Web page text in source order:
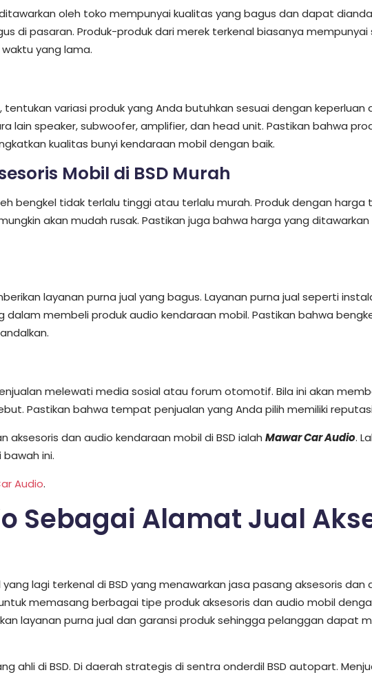
oleh toko mempunyai kualitas yang bagus dan dapat
di pasaran. Produk-produk dari merek terkenal biasanya
yang lama.
variasi produk yang Anda butuhkan sesuai dengan keperluan
lain speaker, subwoofer, amplifier, dan head unit. Pastikan bahwa
kualitas bunyi kendaraan mobil dengan baik.
Mobil di BSD Murah
bengkel tidak terlalu tinggi atau terlalu murah. Produk dengan harga
akan mudah rusak. Pastikan juga bahwa harga yang
layanan purna jual yang bagus. Layanan purna jual seperti
membeli produk audio kendaraan mobil. Pastikan bahwa
melewati media sosial atau forum otomotif. Bila ini akan
Pastikan bahwa tempat penjualan yang Anda pilih memiliki
aksesoris dan audio kendaraan mobil di BSD ialahMawar Car Audio.
bawah ini.
Audio.
Sebagai Alamat Jual
lagi terkenal di BSD yang menawarkan jasa pasang aksesoris dan
memasang berbagai tipe produk aksesoris dan audio mobil
layanan purna jual dan garansi produk sehingga pelanggan dapat
ahli di BSD. Di daerah strategis di sentra onderdil BSD autopart.